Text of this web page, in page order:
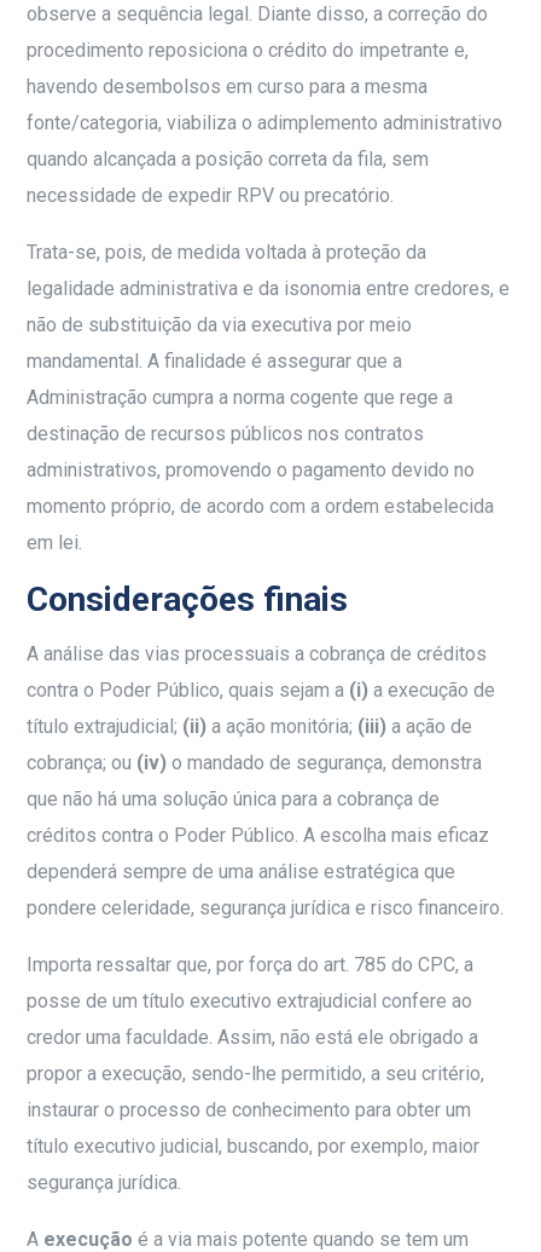
observe a sequência legal. Diante disso, a correção do
procedimento reposiciona o crédito do impetrante e,
havendo desembolsos em curso para a mesma
fonte/categoria, viabiliza o adimplemento administrativo
quando alcançada a posição correta da fila, sem
necessidade de expedir RPV ou precatório.
Trata-se, pois, de medida voltada à proteção da
legalidade administrativa e da isonomia entre credores, e
não de substituição da via executiva por meio
mandamental. A finalidade é assegurar que a
Administração cumpra a norma cogente que rege a
destinação de recursos públicos nos contratos
administrativos, promovendo o pagamento devido no
momento próprio, de acordo com a ordem estabelecida
em lei.
Considerações finais
A análise das vias processuais a cobrança de créditos
contra o Poder Público, quais sejam a (i) a execução de
título extrajudicial; (ii) a ação monitória; (iii) a ação de
cobrança; ou (iv) o mandado de segurança, demonstra
que não há uma solução única para a cobrança de
créditos contra o Poder Público. A escolha mais eficaz
dependerá sempre de uma análise estratégica que
pondere celeridade, segurança jurídica e risco financeiro.
Importa ressaltar que, por força do art. 785 do CPC, a
posse de um título executivo extrajudicial confere ao
credor uma faculdade. Assim, não está ele obrigado a
propor a execução, sendo-lhe permitido, a seu critério,
instaurar o processo de conhecimento para obter um
título executivo judicial, buscando, por exemplo, maior
segurança jurídica.
A execução é a via mais potente quando se tem um